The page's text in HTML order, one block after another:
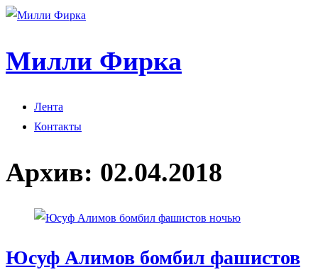
Милли Фирка
Лента
Контакты
Архив: 02.04.2018
Юсуф Алимов бомбил фашистов